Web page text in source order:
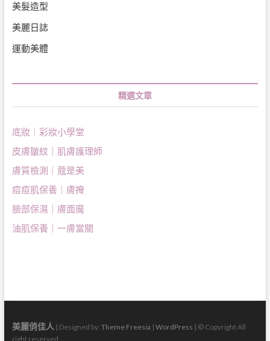
美髮造型
美麗日誌
運動美體
精選文章
底妝｜彩妝小學堂
皮膚皺紋｜肌膚護理師
膚質檢測｜蔻是美
痘痘肌保養｜膚掩
臉部保濕｜膚面魔
油肌保養｜一膚當關
美麗俏佳人| Designed by: Theme Freesia | WordPress | © Copyright All
right reserved